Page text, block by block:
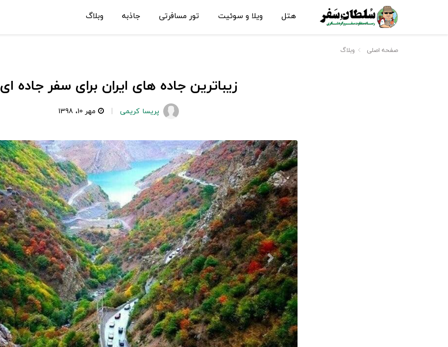
هتل ویلا و سوئیت تور مسافرتی جاذبه وبلاگ
صفحه اصلی وبلاگ
زیباترین جاده های ایران برای سفر جاده ای
پریسا کریمی مهر 10، 1398